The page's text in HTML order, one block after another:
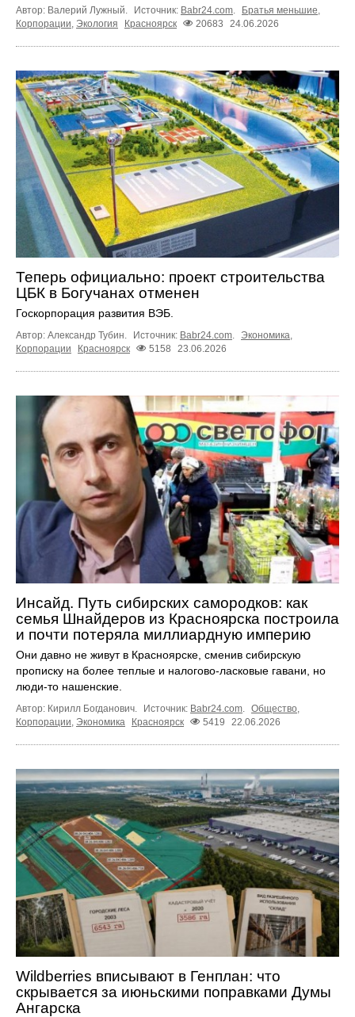
Автор: Валерий Лужный. Источник: Babr24.com Братья меньшие
Корпорации Экология Красноярск 20683 24.06.2026
Теперь официально: проект строительства
ЦБК в Богучанах отменен
Госкорпорация развития ВЭБ.
Автор: Александр Тубин. Источник: Babr24.com. Экономика,
Корпорации
Красноярск 5158 23.06.2026
Инсайд. Путь сибирских самородков: как
семья Шнайдеров из Красноярска построила
и почти потеряла миллиардную империю
Они давно не живут в Красноярске, сменив сибирскую
прописку на более теплые и налогово-ласковые гавани, но
люди-то нашенские.
Автор: Кирилл Богданович. Источник: Babr24.com. Общество,
Корпорации, Экономика Красноярск 5419 22.06.2026
Wildberries вписывают в Генплан: что
скрывается за июньскими поправками Думы
Ангарска